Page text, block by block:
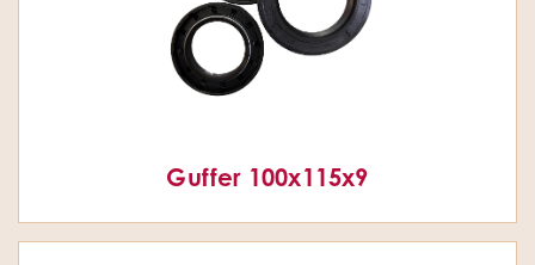
Guffer 100x115x9